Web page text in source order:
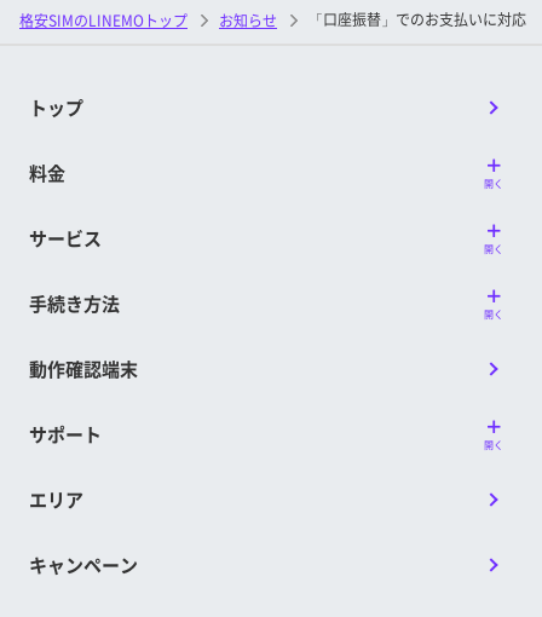
格安SIMのLINEMOトップ お知らせ 「口座振替」でのお支払いに対応
トップ
料金 開く
サービス 開く
手続き方法 開く
動作確認端末
サポート 開く
エリア
キャンペーン